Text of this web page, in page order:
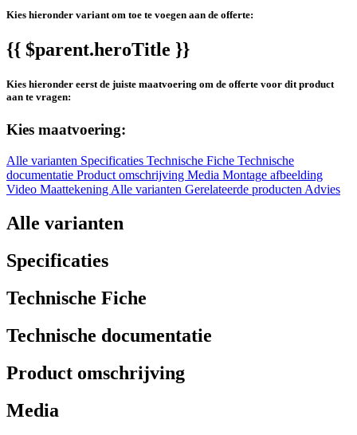
Kies hieronder variant om toe te voegen aan de offerte:
{{ $parent.heroTitle }}
Kies hieronder eerst de juiste maatvoering om de offerte voor dit product
aan te vragen:
Kies maatvoering:
Alle varianten Specificaties Technische Fiche Technische
documentatie Product omschrijving Media Montage afbeelding
Video Maattekening Alle varianten Gerelateerde producten Advies
Alle varianten
Specificaties
Technische Fiche
Technische documentatie
Product omschrijving
Media